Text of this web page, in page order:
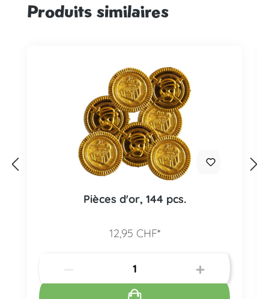
Ignorer la galerie de produits
Produits similaires
Pièces d'or, 144 pcs.
12,95 CHF*